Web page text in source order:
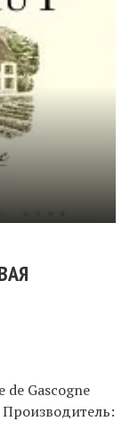
de Gascogne
Производитель: